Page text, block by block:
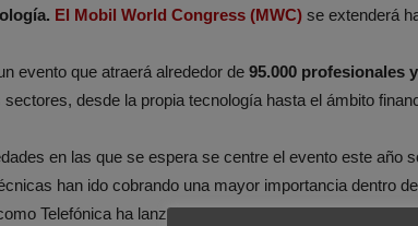
El Mobil World Congress (MWC) se extenderá
evento que atraerá alrededor de 95.000 profesionales
desde la propia tecnología hasta el ámbito
en las que se espera se centre el evento este año
han ido cobrando una mayor importancia dentro
Telefónica ha lanzado un plan global para analizar